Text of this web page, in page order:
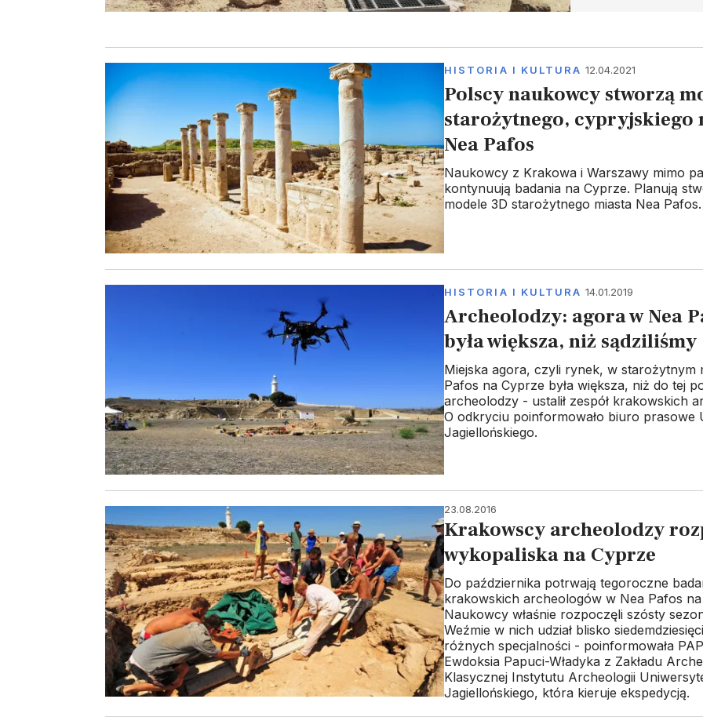
HISTORIA I KULTURA 12.04.2021
Polscy naukowcy stworzą
starożytnego, cypryjskiego
Nea Pafos
Naukowcy z Krakowa i Warszawy mimo
kontynuują badania na Cyprze. Planują
modele 3D starożytnego miasta Nea Pafos.
HISTORIA I KULTURA 14.01.2019
Archeolodzy: agora w Nea
była większa, niż sądziliśmy
Miejska agora, czyli rynek, w starożytnym
Pafos na Cyprze była większa, niż do tej
archeolodzy - ustalił zespół krakowskich
O odkryciu poinformowało biuro prasowe
Jagiellońskiego.
23.08.2016
Krakowscy archeolodzy
wykopaliska na Cyprze
Do października potrwają tegoroczne
krakowskich archeologów w Nea Pafos
Naukowcy właśnie rozpoczęli szósty
Weźmie w nich udział blisko
różnych specjalności - poinformowała
Ewdoksia Papuci-Władyka z Zakładu
Klasycznej Instytutu Archeologii
Jagiellońskiego, która kieruje ekspedycją.